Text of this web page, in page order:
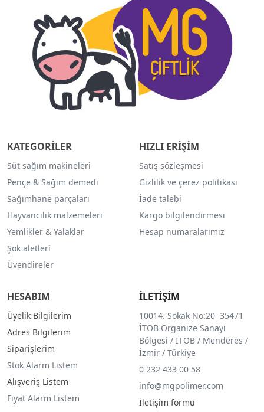
KATEGORİLER
Süt sağım makineleri
Pençe & Sağım demedi
Sağımhane parçaları
Hayvancılık malzemeleri
Yemlikler & Yalaklar
Şok aletleri
Üvendireler
HIZLI ERİŞİM
Satış sözleşmesi
Gizlilik ve çerez politikası
İade talebi
Kargo bilgilendirmesi
Hesap numaralarımız
HESABIM
Üyelik Bilgilerim
Adres Bilgilerim
Siparişlerim
Stok Alarm Listem
Alışveriş Listem
Fiyat Alarm Listem
İLETİŞİM
10014. Sokak No:20 35471
İTOB Organize Sanayi
Bölgesi / İTOB / Menderes /
İzmir / Türkiye
0 232 433 00 58
info@mgpolimer.com
İletişim formu